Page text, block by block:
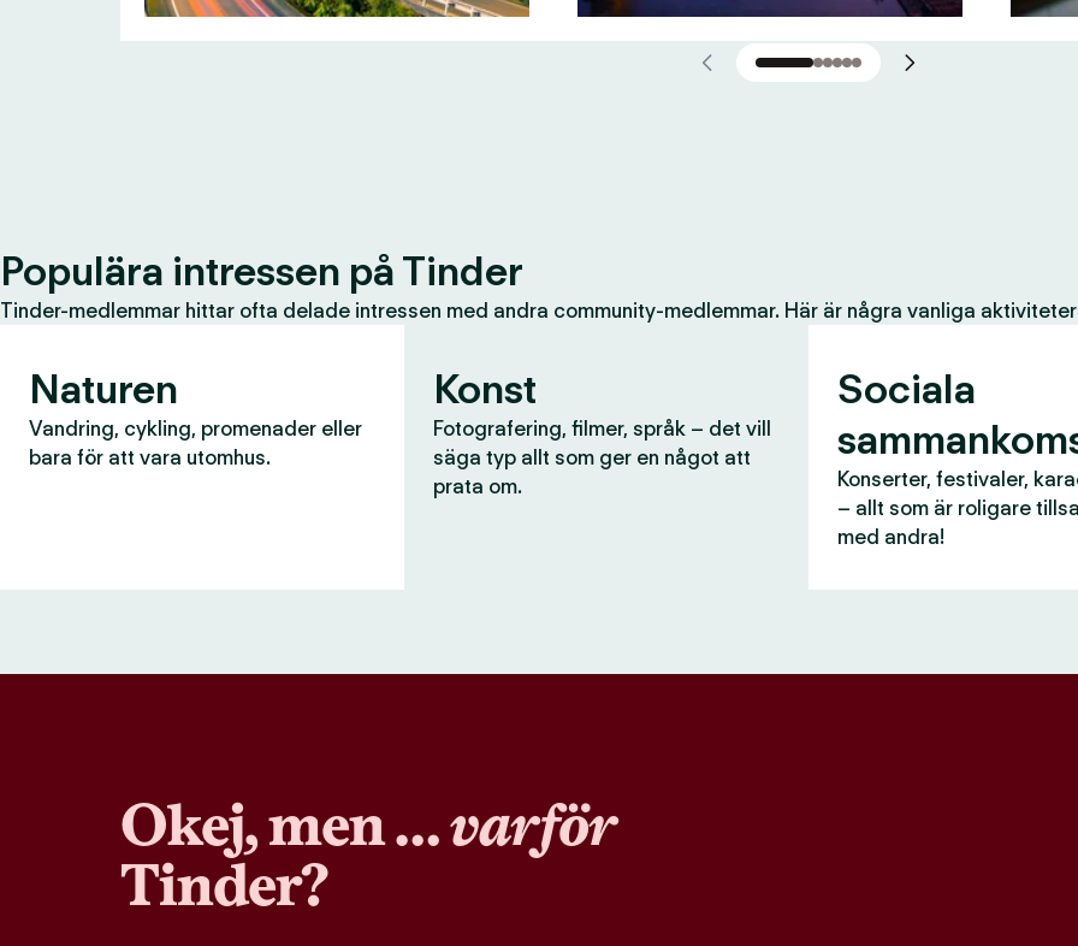
Populära intressen på Tinder
Tinder-medlemmar hittar ofta delade intressen med andra community-medlemmar. Här är några vanliga
Naturen
Vandring, cykling, promenader eller
bara för att vara utomhus.
Konst
Fotografering, filmer, språk – det vill
säga typ allt som ger en något att
prata om.
Sociala
Konserter, festivaler,
– allt som är roligare
med andra!
Okej, men …varför
Tinder?